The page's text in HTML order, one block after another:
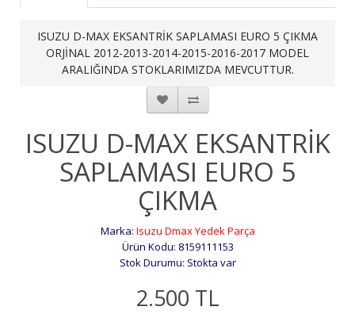
ISUZU D-MAX EKSANTRİK SAPLAMASI EURO 5 ÇIKMA
ORJİNAL 2012-2013-2014-2015-2016-2017 MODEL
ARALIĞINDA STOKLARIMIZDA MEVCUTTUR.
ISUZU D-MAX EKSANTRİK
SAPLAMASI EURO 5
ÇIKMA
Marka: Isuzu Dmax Yedek Parça
Ürün Kodu: 8159111153
Stok Durumu: Stokta var
2.500 TL